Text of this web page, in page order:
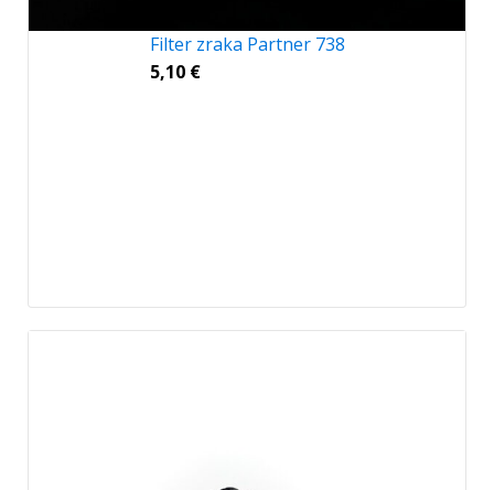
Filter zraka Partner 738
5,10 €